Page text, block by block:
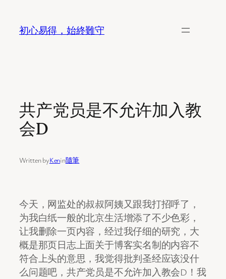
content
初心易得，始終難守
共产党员是不允许加入教
会D
Written byKenin隨筆
今天，网监处的叔叔阿姨又跟我打招呼了，
为我白纸一般的北京生活增添了不少色彩，
让我删除一页内容，经过我仔细的研究，大
概是那页日志上面关于博客实名制的内容不
符合上头的意思，我觉得批判圣经应该没什
么问题吧，共产党员是不允许加入教会D！我